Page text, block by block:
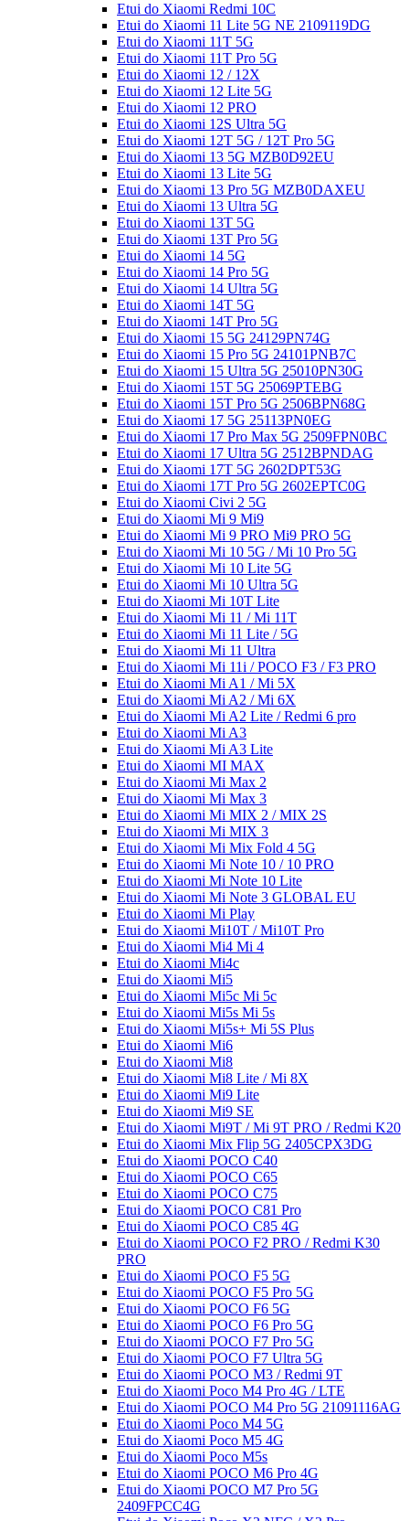
Etui do Xiaomi Redmi 10C
Etui do Xiaomi 11 Lite 5G NE 2109119DG
Etui do Xiaomi 11T 5G
Etui do Xiaomi 11T Pro 5G
Etui do Xiaomi 12 / 12X
Etui do Xiaomi 12 Lite 5G
Etui do Xiaomi 12 PRO
Etui do Xiaomi 12S Ultra 5G
Etui do Xiaomi 12T 5G / 12T Pro 5G
Etui do Xiaomi 13 5G MZB0D92EU
Etui do Xiaomi 13 Lite 5G
Etui do Xiaomi 13 Pro 5G MZB0DAXEU
Etui do Xiaomi 13 Ultra 5G
Etui do Xiaomi 13T 5G
Etui do Xiaomi 13T Pro 5G
Etui do Xiaomi 14 5G
Etui do Xiaomi 14 Pro 5G
Etui do Xiaomi 14 Ultra 5G
Etui do Xiaomi 14T 5G
Etui do Xiaomi 14T Pro 5G
Etui do Xiaomi 15 5G 24129PN74G
Etui do Xiaomi 15 Pro 5G 24101PNB7C
Etui do Xiaomi 15 Ultra 5G 25010PN30G
Etui do Xiaomi 15T 5G 25069PTEBG
Etui do Xiaomi 15T Pro 5G 2506BPN68G
Etui do Xiaomi 17 5G 25113PN0EG
Etui do Xiaomi 17 Pro Max 5G 2509FPN0BC
Etui do Xiaomi 17 Ultra 5G 2512BPNDAG
Etui do Xiaomi 17T 5G 2602DPT53G
Etui do Xiaomi 17T Pro 5G 2602EPTC0G
Etui do Xiaomi Civi 2 5G
Etui do Xiaomi Mi 9 Mi9
Etui do Xiaomi Mi 9 PRO Mi9 PRO 5G
Etui do Xiaomi Mi 10 5G / Mi 10 Pro 5G
Etui do Xiaomi Mi 10 Lite 5G
Etui do Xiaomi Mi 10 Ultra 5G
Etui do Xiaomi Mi 10T Lite
Etui do Xiaomi Mi 11 / Mi 11T
Etui do Xiaomi Mi 11 Lite / 5G
Etui do Xiaomi Mi 11 Ultra
Etui do Xiaomi Mi 11i / POCO F3 / F3 PRO
Etui do Xiaomi Mi A1 / Mi 5X
Etui do Xiaomi Mi A2 / Mi 6X
Etui do Xiaomi Mi A2 Lite / Redmi 6 pro
Etui do Xiaomi Mi A3
Etui do Xiaomi Mi A3 Lite
Etui do Xiaomi MI MAX
Etui do Xiaomi Mi Max 2
Etui do Xiaomi Mi Max 3
Etui do Xiaomi Mi MIX 2 / MIX 2S
Etui do Xiaomi Mi MIX 3
Etui do Xiaomi Mi Mix Fold 4 5G
Etui do Xiaomi Mi Note 10 / 10 PRO
Etui do Xiaomi Mi Note 10 Lite
Etui do Xiaomi Mi Note 3 GLOBAL EU
Etui do Xiaomi Mi Play
Etui do Xiaomi Mi10T / Mi10T Pro
Etui do Xiaomi Mi4 Mi 4
Etui do Xiaomi Mi4c
Etui do Xiaomi Mi5
Etui do Xiaomi Mi5c Mi 5c
Etui do Xiaomi Mi5s Mi 5s
Etui do Xiaomi Mi5s+ Mi 5S Plus
Etui do Xiaomi Mi6
Etui do Xiaomi Mi8
Etui do Xiaomi Mi8 Lite / Mi 8X
Etui do Xiaomi Mi9 Lite
Etui do Xiaomi Mi9 SE
Etui do Xiaomi Mi9T / Mi 9T PRO / Redmi K20
Etui do Xiaomi Mix Flip 5G 2405CPX3DG
Etui do Xiaomi POCO C40
Etui do Xiaomi POCO C65
Etui do Xiaomi POCO C75
Etui do Xiaomi POCO C81 Pro
Etui do Xiaomi POCO C85 4G
Etui do Xiaomi POCO F2 PRO / Redmi K30
PRO
Etui do Xiaomi POCO F5 5G
Etui do Xiaomi POCO F5 Pro 5G
Etui do Xiaomi POCO F6 5G
Etui do Xiaomi POCO F6 Pro 5G
Etui do Xiaomi POCO F7 Pro 5G
Etui do Xiaomi POCO F7 Ultra 5G
Etui do Xiaomi POCO M3 / Redmi 9T
Etui do Xiaomi Poco M4 Pro 4G / LTE
Etui do Xiaomi POCO M4 Pro 5G 21091116AG
Etui do Xiaomi Poco M4 5G
Etui do Xiaomi Poco M5 4G
Etui do Xiaomi Poco M5s
Etui do Xiaomi POCO M6 Pro 4G
Etui do Xiaomi POCO M7 Pro 5G
2409FPCC4G